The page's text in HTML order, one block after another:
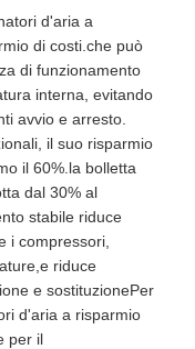
d'aria a
di costi.che può
di funzionamento
interna, evitando
avvio e arresto.
il suo risparmio
il 60%.la bolletta
dal 30% al
stabile riduce
i compressori,
riduce
e sostituzionePer
d'aria a risparmio
per il